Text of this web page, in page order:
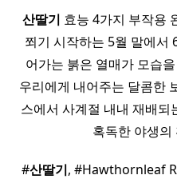
산딸기 효능 4가지 부작용
쬐기 시작하는 5월 말에서
어가는 붉은 열매가 모습
우리에게 내어주는 달콤한
스에서 사계절 내내 재배되
혹독한 야생
#산딸기, #Hawthornleaf